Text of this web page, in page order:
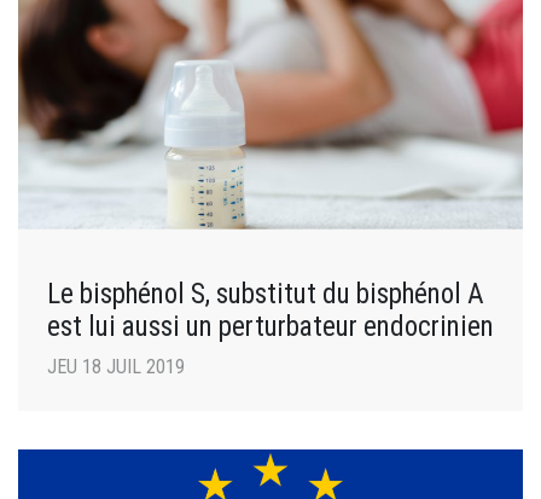
Le bisphénol S, substitut du bisphénol A
est lui aussi un perturbateur endocrinien
JEU 18 JUIL 2019